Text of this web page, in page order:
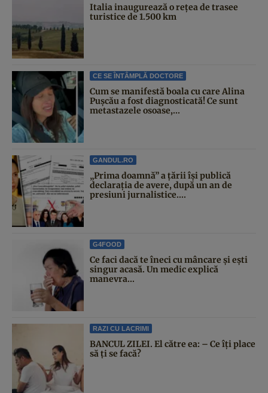
Italia inaugurează o rețea de trasee
turistice de 1.500 km
CE SE ÎNTÂMPLĂ DOCTORE
Cum se manifestă boala cu care Alina
Pușcău a fost diagnosticată! Ce sunt
metastazele osoase,...
GANDUL.RO
„Prima doamnă” a țării își publică
declarația de avere, după un an de
presiuni jurnalistice....
G4FOOD
Ce faci dacă te îneci cu mâncare și ești
singur acasă. Un medic explică
manevra...
RAZI CU LACRIMI
BANCUL ZILEI. El către ea: – Ce îți place
să ți se facă?